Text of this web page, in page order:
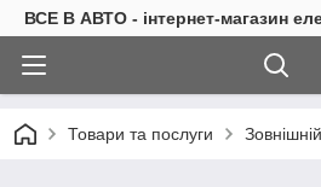
ВСЕ В АВТО - інтернет-магазин
Товари та послуги